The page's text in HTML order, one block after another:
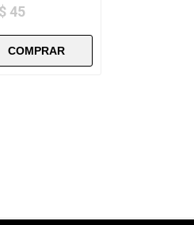
45